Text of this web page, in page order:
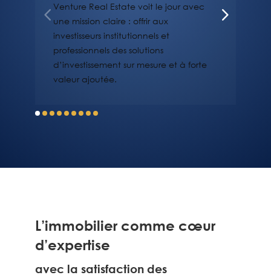
Venture Real Estate voit le jour avec
une mission claire : offrir aux
investisseurs institutionnels et
professionnels des solutions
d’investissement sur mesure et à forte
valeur ajoutée.
L’immobilier comme cœur
d’expertise
avec la satisfaction des